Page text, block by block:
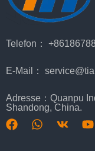
Telefon：
E-Mail：
Adresse：Quanpu
Shandong, China.